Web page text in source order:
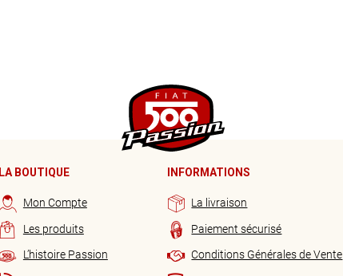
LA BOUTIQUE
Mon Compte
Les produits
L’histoire Passion
INFORMATIONS
La livraison
Paiement sécurisé
Conditions Générales de Vente